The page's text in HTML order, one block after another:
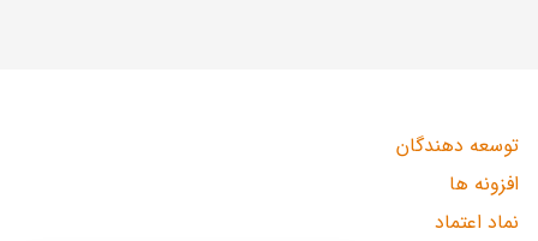
توسعه دهندگان
افزونه ها
نماد اعتماد